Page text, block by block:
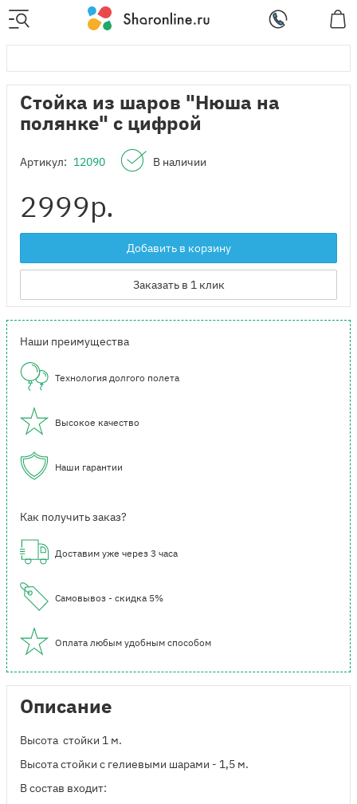
Стойка из шаров "Нюша на
полянке" с цифрой
Артикул: 12090 В наличии
2999р.
Добавить в корзину
Заказать в 1 клик
Наши преимущества
Технология долгого полета
Высокое качество
Наши гарантии
Как получить заказ?
Доставим уже через 3 часа
Самовывоз - скидка 5%
Оплата любым удобным способом
Описание
Высота стойки 1 м.
Высота стойки с гелиевыми шарами - 1,5 м.
В состав входит: